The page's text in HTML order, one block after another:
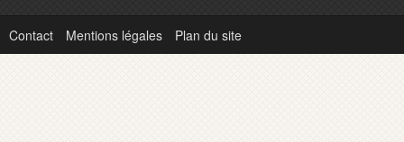
Contact Mentions légales Plan du site